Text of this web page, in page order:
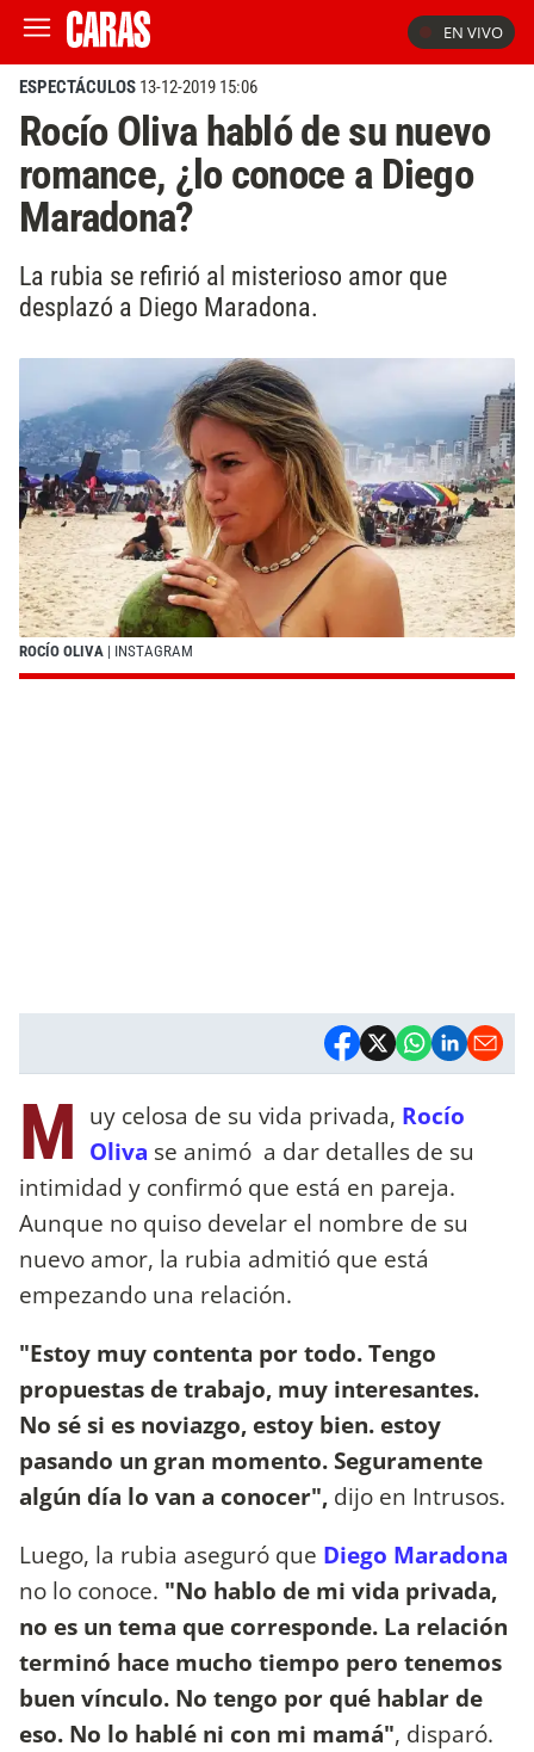
EN VIVO
ESPECTÁCULOS 13-12-2019 15:06
Rocío Oliva habló de su nuevo
romance, ¿lo conoce a Diego
Maradona?
La rubia se refirió al misterioso amor que
desplazó a Diego Maradona.
ROCÍO OLIVA | INSTAGRAM
M uy celosa de su vida privada, Rocío
Oliva se animó a dar detalles de su
intimidad y confirmó que está en pareja.
Aunque no quiso develar el nombre de su
nuevo amor, la rubia admitió que está
empezando una relación.
"Estoy muy contenta por todo. Tengo
propuestas de trabajo, muy interesantes.
No sé si es noviazgo, estoy bien. estoy
pasando un gran momento. Seguramente
algún día lo van a conocer", dijo en Intrusos.
Luego, la rubia aseguró que Diego Maradona
no lo conoce. "No hablo de mi vida privada,
no es un tema que corresponde. La relación
terminó hace mucho tiempo pero tenemos
buen vínculo. No tengo por qué hablar de
eso. No lo hablé ni con mi mamá", disparó.